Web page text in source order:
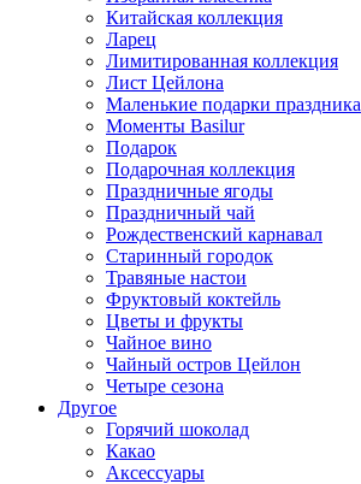
Китайская коллекция
Ларец
Лимитированная коллекция
Лист Цейлона
Маленькие подарки праздника
Моменты Basilur
Подарок
Подарочная коллекция
Праздничные ягоды
Праздничный чай
Рождественский карнавал
Старинный городок
Травяные настои
Фруктовый коктейль
Цветы и фрукты
Чайное вино
Чайный остров Цейлон
Четыре сезона
Другое
Горячий шоколад
Какао
Аксессуары